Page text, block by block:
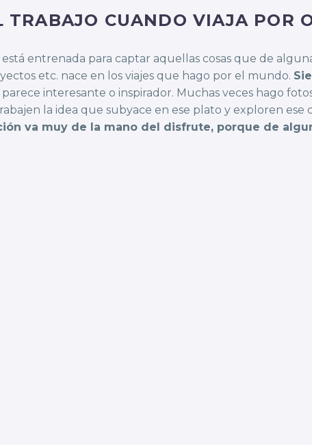
TRABAJO CUANDO VIAJA POR
entrenada para captar aquellas cosas que de
etc. nace en los viajes que hago por el mundo.
interesante o inspirador. Muchas veces hago
la idea que subyace en ese plato y exploren ese
va muy de la mano del disfrute, porque de